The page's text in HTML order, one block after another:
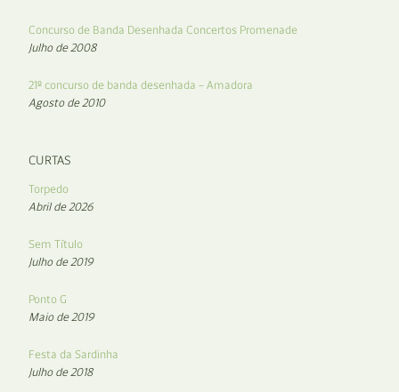
Concurso de Banda Desenhada Concertos Promenade
Julho de 2008
21º concurso de banda desenhada – Amadora
Agosto de 2010
CURTAS
Torpedo
Abril de 2026
Sem Título
Julho de 2019
Ponto G
Maio de 2019
Festa da Sardinha
Julho de 2018